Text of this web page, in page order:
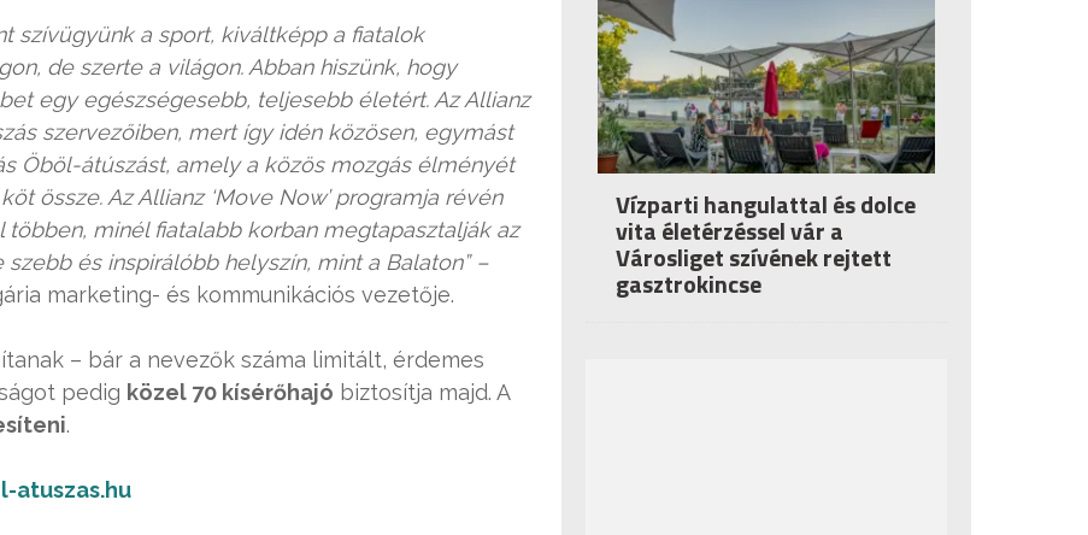
szívügyünk a sport, kiváltképp a fiatalok
de szerte a világon. Abban hiszünk, hogy
egy egészségesebb, teljesebb életért. Az Allianz
szervezőiben, mert így idén közösen, egymást
Öböl-átúszást, amely a közös mozgás élményét
össze. Az Allianz ‘Move Now’ programja révén
minél fiatalabb korban megtapasztalják az
és inspirálóbb helyszín, mint a Balaton” –
marketing- és kommunikációs vezetője.
– bár a nevezők száma limitált, érdemes
pedig közel 70 kísérőhajó biztosítja majd. A
.
atuszas.hu
Vízparti hangulattal és dolce
vita életérzéssel vár a
Városliget szívének rejtett
gasztrokincse